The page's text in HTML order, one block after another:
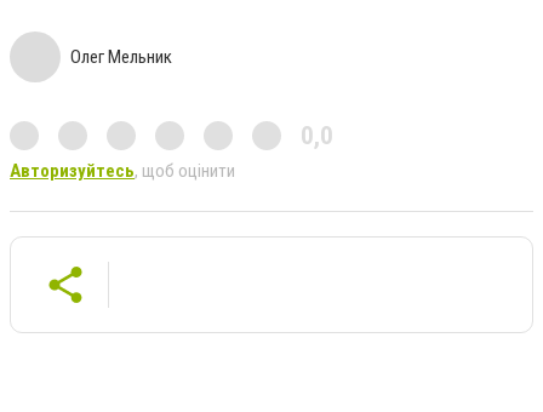
Олег Мельник
0,0
Авторизуйтесь, щоб оцінити